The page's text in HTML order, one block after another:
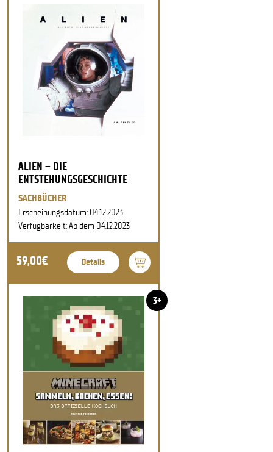
ALIEN – DIE
ENTSTEHUNGSGESCHICHTE
SACHBÜCHER
Erscheinungsdatum: 04.12.2023
Verfügbarkeit: Ab dem 04.12.2023
59,00€ Details
3+